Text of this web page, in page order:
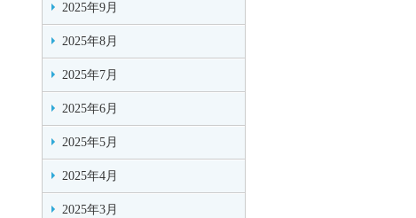
2025年9月
2025年8月
2025年7月
2025年6月
2025年5月
2025年4月
2025年3月